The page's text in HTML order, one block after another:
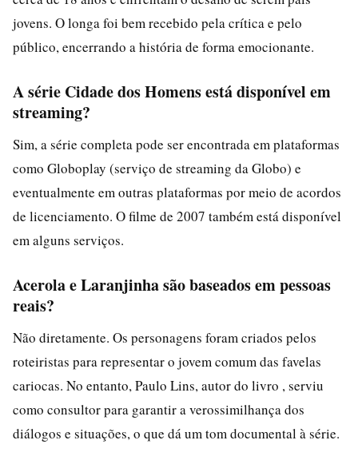
jovens. O longa foi bem recebido pela crítica e pelo
público, encerrando a história de forma emocionante.
A série Cidade dos Homens está disponível em
streaming?
Sim, a série completa pode ser encontrada em plataformas
como Globoplay (serviço de streaming da Globo) e
eventualmente em outras plataformas por meio de acordos
de licenciamento. O filme de 2007 também está disponível
em alguns serviços.
Acerola e Laranjinha são baseados em pessoas
reais?
Não diretamente. Os personagens foram criados pelos
roteiristas para representar o jovem comum das favelas
cariocas. No entanto, Paulo Lins, autor do livro , serviu
como consultor para garantir a verossimilhança dos
diálogos e situações, o que dá um tom documental à série.